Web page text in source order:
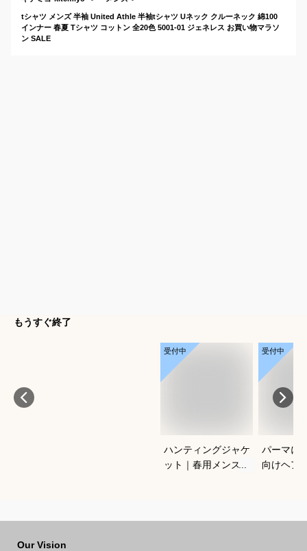
tシャツ メンズ 半袖 United Athle 半袖tシャツ Uネック クルーネック 綿100
インナー 春夏 Tシャツ コットン 全20色 5001-01 ジェネレス お買い物マラソ
ン SALE
もうすぐ終了
受付中
ハンティングジャケ
ット｜春用メンズ向
受付中
パーマに
向けヘア
Our Vision